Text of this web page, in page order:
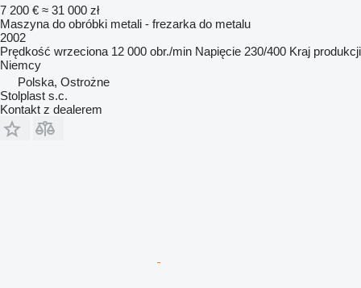
7 200 € ≈ 31 000 zł
Maszyna do obróbki metali - frezarka do metalu
2002
Prędkość wrzeciona 12 000 obr./min Napięcie 230/400 Kraj produkcji
Niemcy
Polska, Ostrożne
Stolplast s.c.
Kontakt z dealerem